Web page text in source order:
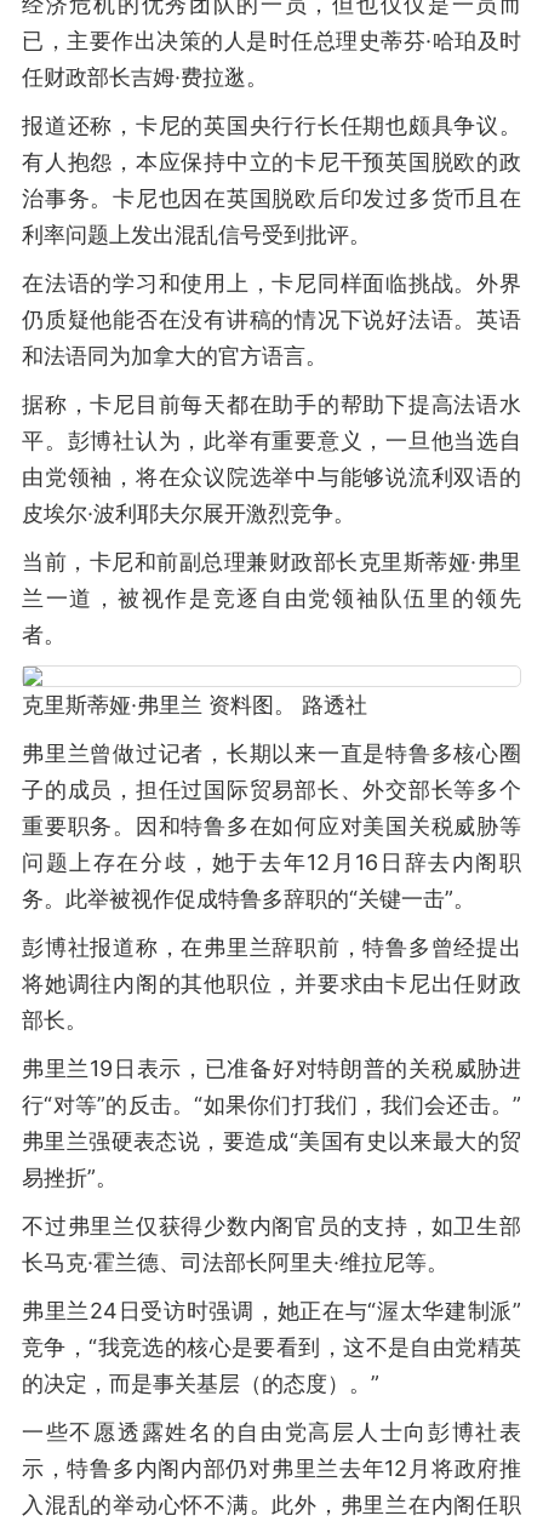
已，主要作出决策的人是时任总理史蒂芬·哈珀及时
任财政部长吉姆·费拉逖。
报道还称，卡尼的英国央行行长任期也颇具争议。
有人抱怨，本应保持中立的卡尼干预英国脱欧的政
治事务。卡尼也因在英国脱欧后印发过多货币且在
利率问题上发出混乱信号受到批评。
在法语的学习和使用上，卡尼同样面临挑战。外界
仍质疑他能否在没有讲稿的情况下说好法语。英语
和法语同为加拿大的官方语言。
据称，卡尼目前每天都在助手的帮助下提高法语水
平。彭博社认为，此举有重要意义，一旦他当选自
由党领袖，将在众议院选举中与能够说流利双语的
皮埃尔·波利耶夫尔展开激烈竞争。
当前，卡尼和前副总理兼财政部长克里斯蒂娅·弗里
兰一道，被视作是竞逐自由党领袖队伍里的领先
者。
克里斯蒂娅·弗里兰 资料图。 路透社
弗里兰曾做过记者，长期以来一直是特鲁多核心圈
子的成员，担任过国际贸易部长、外交部长等多个
重要职务。因和特鲁多在如何应对美国关税威胁等
问题上存在分歧，她于去年12月16日辞去内阁职
务。此举被视作促成特鲁多辞职的“关键一击”。
彭博社报道称，在弗里兰辞职前，特鲁多曾经提出
将她调往内阁的其他职位，并要求由卡尼出任财政
部长。
弗里兰19日表示，已准备好对特朗普的关税威胁进
行“对等”的反击。“如果你们打我们，我们会还击。”
弗里兰强硬表态说，要造成“美国有史以来最大的贸
易挫折”。
不过弗里兰仅获得少数内阁官员的支持，如卫生部
长马克·霍兰德、司法部长阿里夫·维拉尼等。
弗里兰24日受访时强调，她正在与“渥太华建制派”
竞争，“我竞选的核心是要看到，这不是自由党精英
的决定，而是事关基层（的态度）。”
一些不愿透露姓名的自由党高层人士向彭博社表
示，特鲁多内阁内部仍对弗里兰去年12月将政府推
入混乱的举动心怀不满。此外，弗里兰在内阁任职